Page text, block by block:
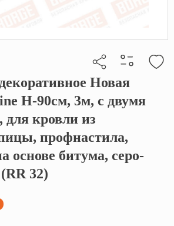
прямую ссылку
Новая
H-90см, 3м, с двумя
для кровли из
профнастила,
основе битума, серо-
32)